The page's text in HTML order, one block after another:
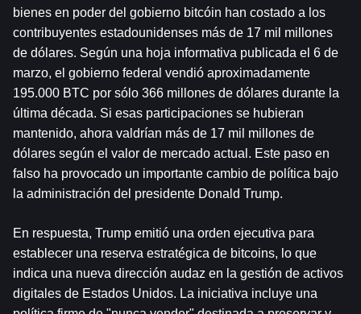
bienes en poder del gobierno bitcóin han costado a los
contribuyentes estadounidenses más de 17 mil millones
de dólares. Según una hoja informativa publicada el 6 de
marzo, el gobierno federal vendió aproximadamente
195.000 BTC por sólo 366 millones de dólares durante la
última década. Si esas participaciones se hubieran
mantenido, ahora valdrían más de 17 mil millones de
dólares según el valor de mercado actual. Este paso en
falso ha provocado un importante cambio de política bajo
la administración del presidente Donald Trump.
En respuesta, Trump emitió una orden ejecutiva para
establecer una reserva estratégica de bitcoins, lo que
indica una nueva dirección audaz en la gestión de activos
digitales de Estados Unidos. La iniciativa incluye una